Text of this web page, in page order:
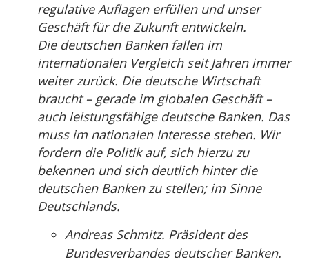
regulative Auflagen erfüllen und unser
Geschäft für die Zukunft entwickeln.
Die deutschen Banken fallen im
internationalen Vergleich seit Jahren immer
weiter zurück. Die deutsche Wirtschaft
braucht – gerade im globalen Geschäft –
auch leistungsfähige deutsche Banken. Das
muss im nationalen Interesse stehen. Wir
fordern die Politik auf, sich hierzu zu
bekennen und sich deutlich hinter die
deutschen Banken zu stellen; im Sinne
Deutschlands.
Andreas Schmitz. Präsident des
Bundesverbandes deutscher Banken.